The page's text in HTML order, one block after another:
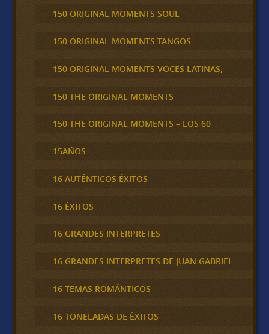
150 ORIGINAL MOMENTS SOUL
150 ORIGINAL MOMENTS TANGOS
150 ORIGINAL MOMENTS VOCES LATINAS,
150 THE ORIGINAL MOMENTS
150 THE ORIGINAL MOMENTS – LOS 60
15AÑOS
16 AUTÉNTICOS ÉXITOS
16 ÉXITOS
16 GRANDES INTERPRETES
16 GRANDES INTERPRETES DE JUAN GABRIEL
16 TEMAS ROMÁNTICOS
16 TONELADAS DE ÉXITOS